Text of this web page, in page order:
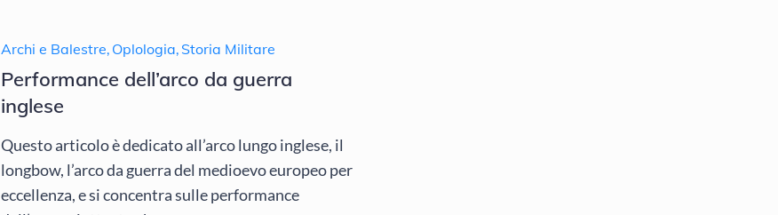
Archi e Balestre, Oplologia, Storia Militare
Performance dell’arco da guerra
inglese
Questo articolo è dedicato all’arco lungo inglese, il
longbow, l’arco da guerra del medioevo europeo per
eccellenza, e si concentra sulle performance